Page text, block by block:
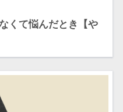
くて悩んだとき【や